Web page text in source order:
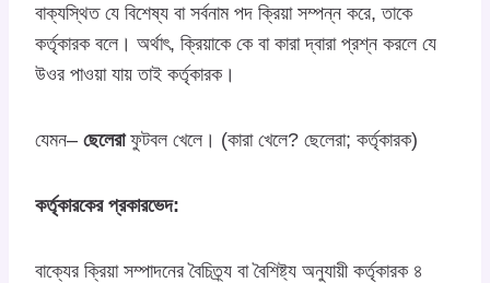
বাক্যস্থিত যে বিশেষ্য বা সর্বনাম পদ ক্রিয়া সম্পন্ন করে, তাকে
কর্তৃকারক বলে। অর্থাৎ, ক্রিয়াকে কে বা কারা দ্বারা প্রশ্ন করলে যে
উওর পাওয়া যায় তাই কর্তৃকারক।
যেমন– ছেলেরাফুটবল খেলে। (কারা খেলে? ছেলেরা; কর্তৃকারক)
কর্তৃকারকের প্রকারভেদ:
বাক্যের ক্রিয়া সম্পাদনের বৈচিত্র্য বা বৈশিষ্ট্য অনুযায়ী কর্তৃকারক ৪